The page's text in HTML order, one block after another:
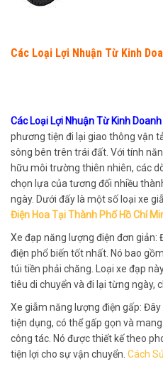
Các Loại Lợi Nhuận Từ Kinh
Các Loại Lợi Nhuận Từ Kinh
phương tiện đi lại giao thông vận
sông bên trên trái đất. Với tính
hữu môi trường thiên nhiên, các
chọn lựa của tương đối nhiều
ngày. Dưới đấy là một số loại xe
Điện Hoa Tại Thành Phố Hồ Chí
Xe đạp năng lượng điện đơn giản:
điện phổ biến tốt nhất. Nó bao
túi tiền phải chăng. Loại xe đạp
tiêu di chuyển và đi lại từng ngày,
Xe giẫm năng lượng điện gấp:
tiện dụng, có thể gấp gọn và
công tác. Nó được thiết kế theo
tiện lợi cho sự vận chuyển. Cách